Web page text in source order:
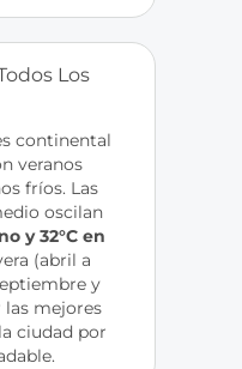
continental
veranos
fríos. Las
oscilan
y 32°C en
(abril a
y
las mejores
ciudad por